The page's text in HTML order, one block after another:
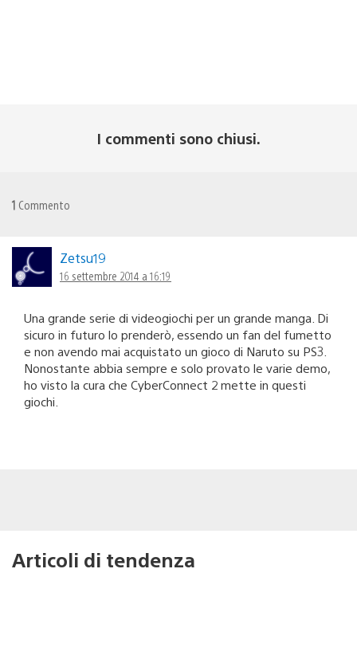
I commenti sono chiusi.
1 Commento
Zetsu19
16 settembre 2014 a 16:19
Una grande serie di videogiochi per un grande manga. Di
sicuro in futuro lo prenderò, essendo un fan del fumetto
e non avendo mai acquistato un gioco di Naruto su PS3.
Nonostante abbia sempre e solo provato le varie demo,
ho visto la cura che CyberConnect 2 mette in questi
giochi.
Articoli di tendenza